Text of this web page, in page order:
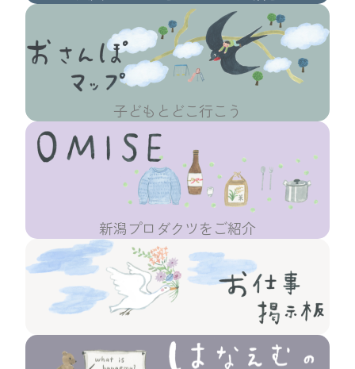
子どもとどこ行こう
新潟プロダクツをご紹介